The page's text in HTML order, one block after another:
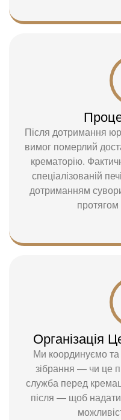
Після дотримання
вимог померлий
крематорію.
спеціалізованій
дотриманням
протягом
Організація
Ми координуємо та
зібрання — чи це
служба перед
після — щоб